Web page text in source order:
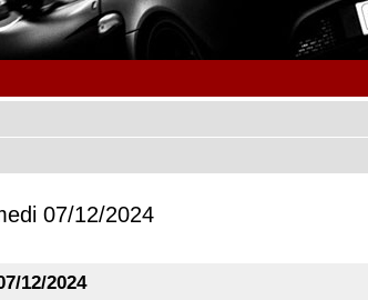
07/12/2024
12/2024